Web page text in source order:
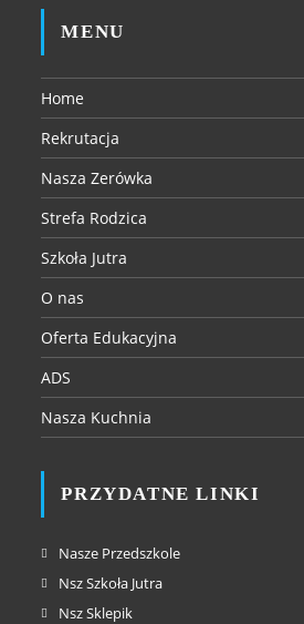
MENU
Home
Rekrutacja
Nasza Zerówka
Strefa Rodzica
Szkoła Jutra
O nas
Oferta Edukacyjna
ADS
Nasza Kuchnia
PRZYDATNE LINKI
Nasze Przedszkole
Nsz Szkoła Jutra
Nsz Sklepik